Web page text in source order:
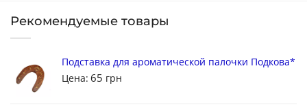
Рекомендуемые товары
Подставка для ароматической палочки Подкова*
Цена: 65 грн